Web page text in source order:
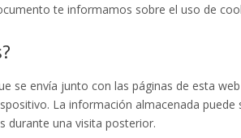
te informamos sobre el uso de
se envía junto con las páginas de esta
La información almacenada
durante una visita posterior.